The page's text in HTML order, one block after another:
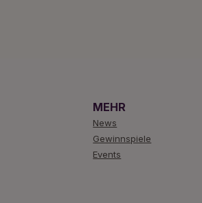
MEHR
News
Gewinnspiele
Events